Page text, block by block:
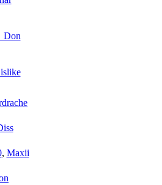
, Maxii